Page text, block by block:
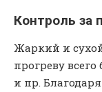
Контроль за
Жаркий и
прогреву
и пр.